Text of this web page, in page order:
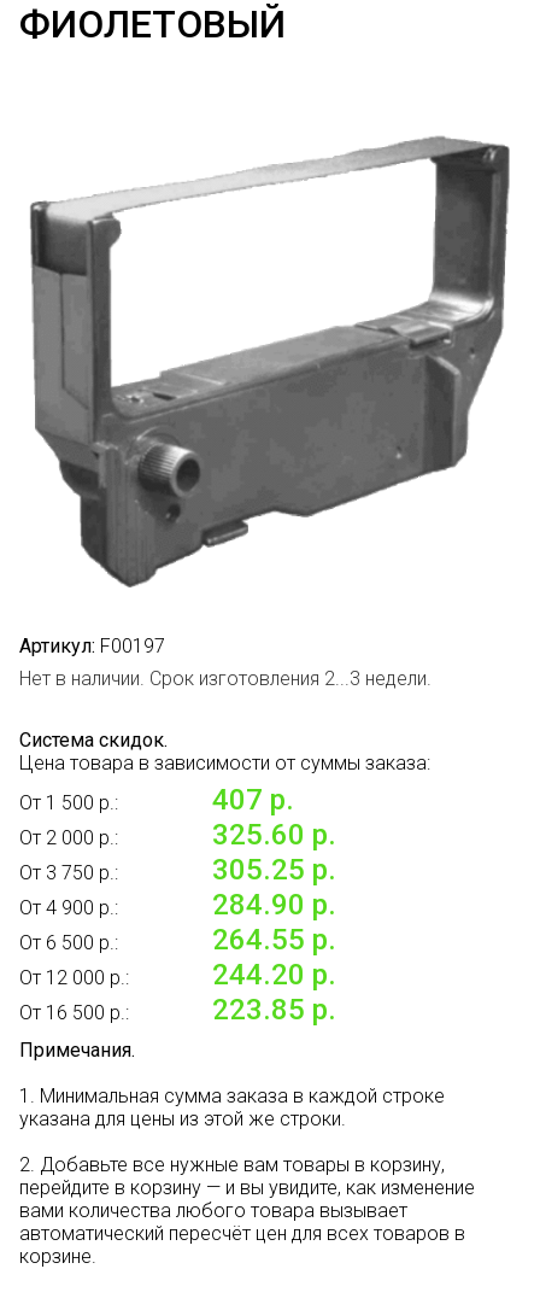
ФИОЛЕТОВЫЙ
Артикул: F00197
Нет в наличии. Срок изготовления 2...3 недели.
Система скидок.
Цена товара в зависимости от суммы заказа:
От 1 500 р.:
407 р.
От 2 000 р.: 325.60 р.
От 3 750 р.: 305.25 р.
От 4 900 р.: 284.90 р.
От 6 500 р.: 264.55 р.
От 12 000 р.: 244.20 р.
От 16 500 р.: 223.85 р.
Примечания.
1. Минимальная сумма заказа в каждой строке
указана для цены из этой же строки.
2. Добавьте все нужные вам товары в корзину,
перейдите в корзину — и вы увидите, как изменение
вами количества любого товара вызывает
автоматический пересчёт цен для всех товаров в
корзине.